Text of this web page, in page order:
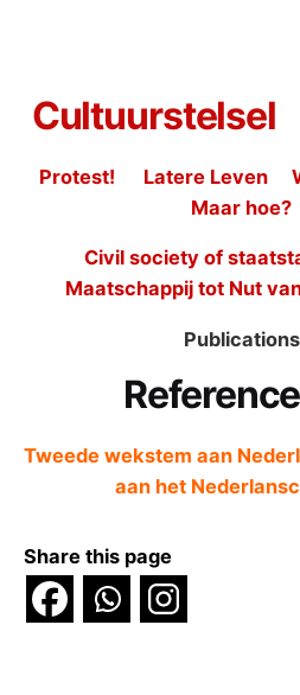
Cultuurstelsel
Protest! Latere Leven
Maar hoe?
Civil society of
Maatschappij tot Nut
Publications
Tweede wekstem aan
aan het
Share this page